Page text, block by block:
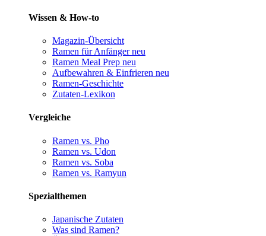
Wissen & How-to
Magazin-Übersicht
Ramen für Anfänger neu
Ramen Meal Prep neu
Aufbewahren & Einfrieren neu
Ramen-Geschichte
Zutaten-Lexikon
Vergleiche
Ramen vs. Pho
Ramen vs. Udon
Ramen vs. Soba
Ramen vs. Ramyun
Spezialthemen
Japanische Zutaten
Was sind Ramen?